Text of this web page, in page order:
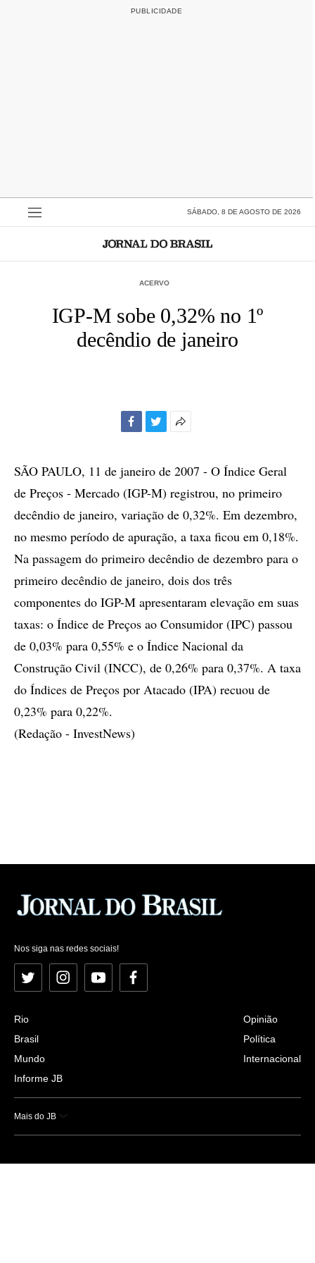
SÁBADO, 8 DE AGOSTO DE 2026
ACERVO
IGP-M sobe 0,32% no 1º
decêndio de janeiro
compartilhamento
SÃO PAULO, 11 de janeiro de 2007 - O Índice Geral
de Preços - Mercado (IGP-M) registrou, no primeiro
decêndio de janeiro, variação de 0,32%. Em dezembro,
no mesmo período de apuração, a taxa ficou em 0,18%.
Na passagem do primeiro decêndio de dezembro para o
primeiro decêndio de janeiro, dois dos três
componentes do IGP-M apresentaram elevação em suas
taxas: o Índice de Preços ao Consumidor (IPC) passou
de 0,03% para 0,55% e o Índice Nacional da
Construção Civil (INCC), de 0,26% para 0,37%. A taxa
do Índices de Preços por Atacado (IPA) recuou de
0,23% para 0,22%.
(Redação - InvestNews)
Nos siga nas redes sociais!
Twitter InstagramYouTubeFacebook
Rio
Brasil
Mundo
Informe JB
Opinião
Política
Internacional
Mais do JB
Esportes